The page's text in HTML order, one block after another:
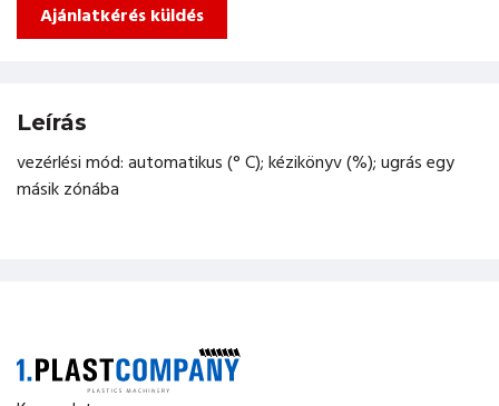
Ajánlatkérés küldés
Leírás
vezérlési mód: automatikus (° C); kézikönyv (%); ugrás egy
másik zónába